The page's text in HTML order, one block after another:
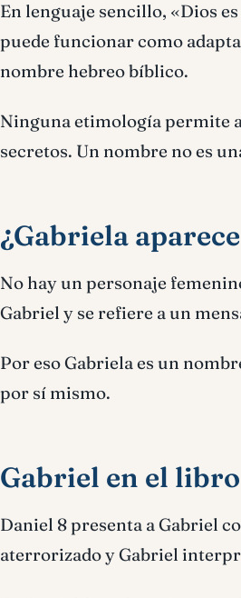
En lenguaje sencillo, «Dios
puede funcionar como
nombre hebreo bíblico.
Ninguna etimología permite
secretos. Un nombre no es
¿Gabriela
No hay un personaje
Gabriel y se refiere a un
Por eso Gabriela es un
por sí mismo.
Gabriel en el
Daniel 8 presenta a Gabriel
aterrorizado y Gabriel